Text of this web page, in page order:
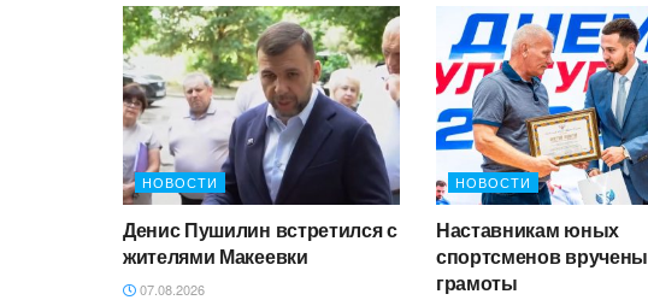
НОВОСТИ
Денис Пушилин встретился с
жителями Макеевки
07.08.2026
НОВОСТИ
Наставникам юных
спортсменов вручены
грамоты